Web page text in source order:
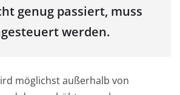
genug passiert, muss
werden.
möglichst außerhalb von